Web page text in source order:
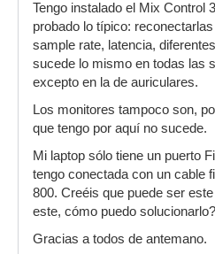
Tengo instalado el Mix Control
probado lo típico:
sample rate, latencia,
sucede lo mismo en todas las
excepto en la de auriculares.
Los monitores tampoco son,
que tengo por aquí no sucede.
Mi laptop sólo tiene un puerto
tengo conectada con un cable
800. Creéis que puede ser
este, cómo puedo solucionarlo?
Gracias a todos de antemano.